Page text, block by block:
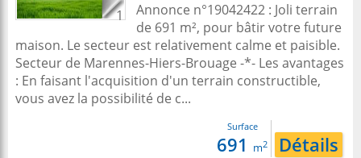
1
Annonce n°19042422 : Joli terrain
de 691 m², pour bâtir votre future
maison. Le secteur est relativement calme et paisible.
Secteur de Marennes-Hiers-Brouage -*- Les avantages
: En faisant l'acquisition d'un terrain constructible,
vous avez la possibilité de c...
Surface
691 m2 Détails